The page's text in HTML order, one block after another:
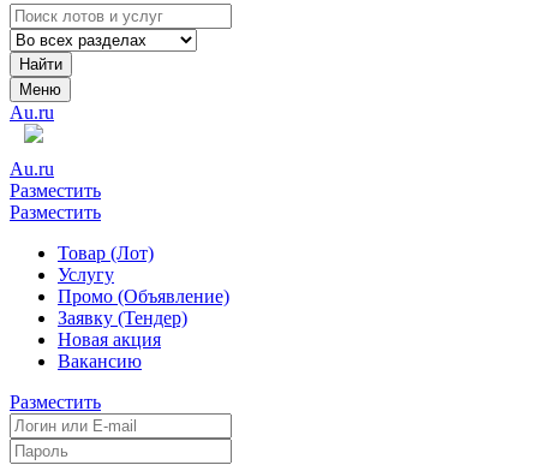
Найти
Меню
Au.ru
Au.ru
Разместить
Разместить
Товар (Лот)
Услугу
Промо (Объявление)
Заявку (Тендер)
Новая акция
Вакансию
Разместить